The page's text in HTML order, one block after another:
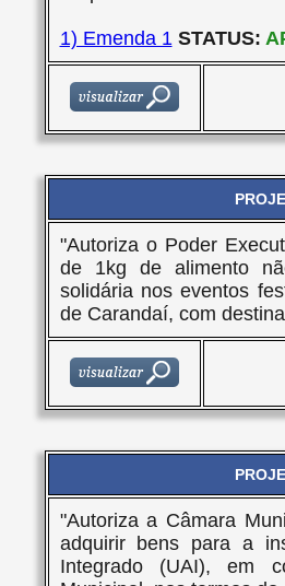
1) Emenda 1 STATUS:
"Autoriza o Poder
de 1kg de alimento
solidária nos eventos
de Carandaí, com
"Autoriza a Câmara
adquirir bens para a
Integrado (UAI), em